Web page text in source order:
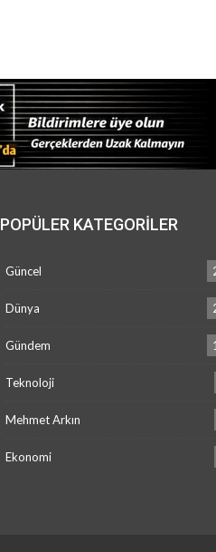
POPÜLER KATEGORILER
Güncel
Dünya
Gündem
Teknoloji
Mehmet Arkın
Ekonomi